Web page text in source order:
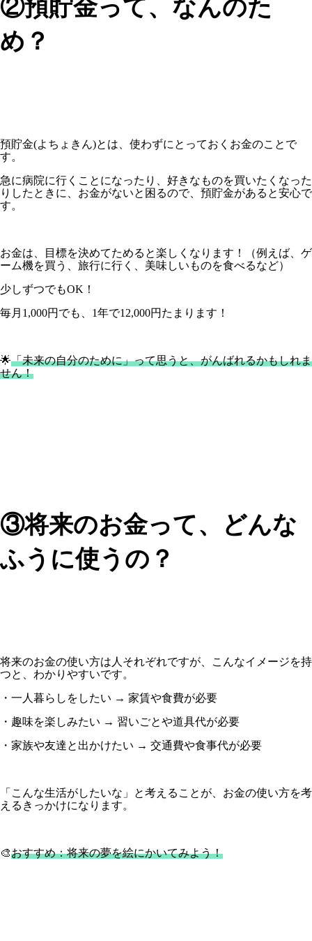
②預貯金って、なんのた
め？
預貯金(よちょきん)とは、使わずにとっておくお金のことで
す。
急に病院に行くことになったり、好きなものを買いたくなった
りしたときに、お金がないと困るので、預貯金があると安心で
す。
お金は、目標を決めてためると楽しくなります！（例えば、ゲ
ーム機を買う、旅行に行く、美味しいものを食べるなど）
少しずつでもOK！
毎月1,000円でも、1年で12,000円たまります！
🌟「未来の自分のために」って思うと、がんばれるかもしれま
せん！
③将来のお金って、どんな
ふうに使うの？
将来のお金の使い方は人それぞれですが、こんなイメージを持
つと、わかりやすいです。
・一人暮らしをしたい → 家賃や食費が必要
・趣味を楽しみたい → 習いごとや道具代が必要
・家族や友達と出かけたい → 交通費や食事代が必要
「こんな生活がしたいな」と考えることが、お金の使い方を考
えるきっかけになります。
🎨おすすめ：将来の夢を絵にかいてみよう！